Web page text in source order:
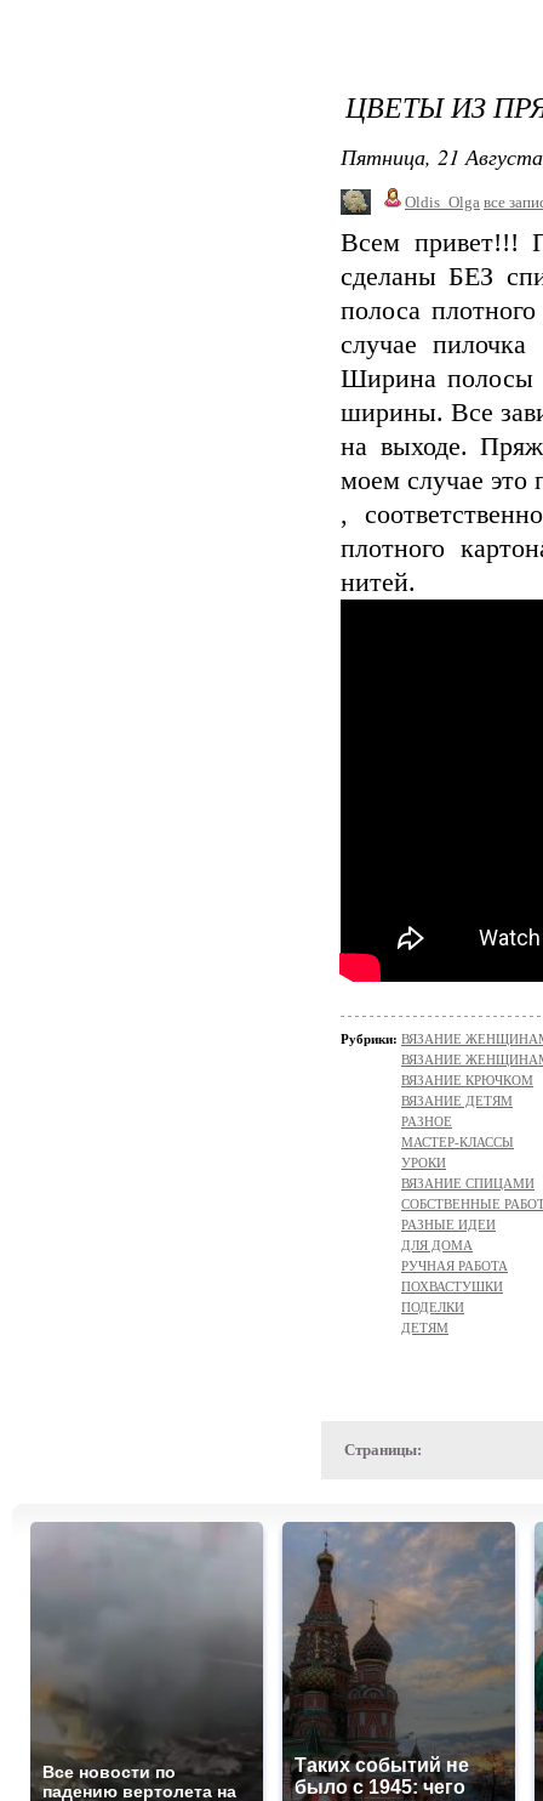
ЦВЕТЫ ИЗ
Пятница, 21
Oldis_Olga все
Всем привет!!!
сделаны БЕЗ
полоса
случае
Ширина полосы
ширины. Все
на выходе.
моем случае это
,
плотного
нитей.
Рубрики: ВЯЗАНИЕ
ВЯЗАНИЕ
ВЯЗАНИЕ КРЮЧКОМ
ВЯЗАНИЕ ДЕТЯМ
РАЗНОЕ
МАСТЕР-КЛАССЫ
УРОКИ
ВЯЗАНИЕ СПИЦАМИ
СОБСТВЕННЫЕ
РАЗНЫЕ ИДЕИ
ДЛЯ ДОМА
РУЧНАЯ РАБОТА
ПОХВАСТУШКИ
ПОДЕЛКИ
ДЕТЯМ
Страницы:
Все новости по
падению вертолета на
Таких событий не
было с 1945: чего